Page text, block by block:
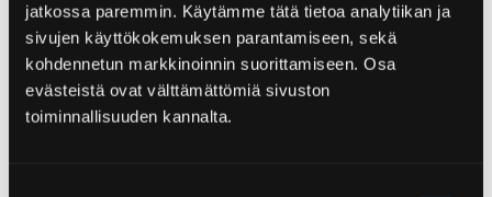
jatkossa paremmin. Käytämme tätä tietoa analytiikan ja
sivujen käyttökokemuksen parantamiseen, sekä
kohdennetun markkinoinnin suorittamiseen. Osa
evästeistä ovat välttämättömiä sivuston
toiminnallisuuden kannalta.
Etusivu Yyteri
Luonto ja retkeily Yyterissä
Selkämeren kansallispuisto
Selkämeren